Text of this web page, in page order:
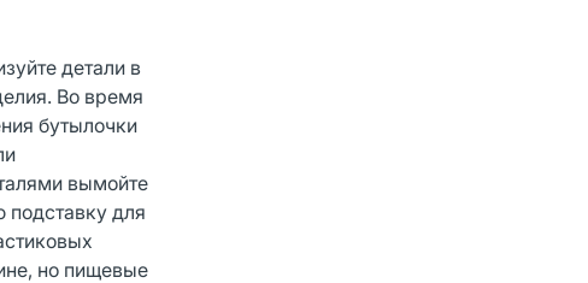
детали в
Во время
бутылочки
вымойте
подставку для
но пищевые